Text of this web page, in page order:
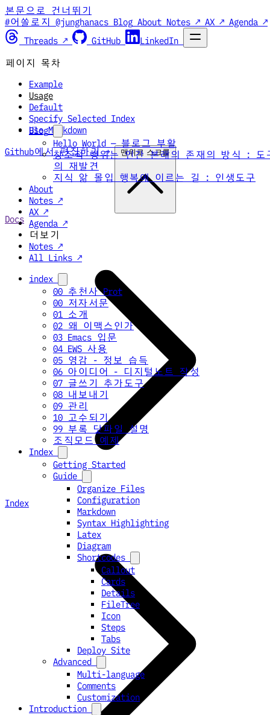
본문으로 건너뛰기
#어쏠로지 @junghanacs Blog About Notes ↗ AX ↗ Agenda ↗
Threads ↗
GitHub LinkedIn
Blog
Hello World — 블로그 부활
창조적 행위는 인간 본래의 존재의 방식 : 도
의 재발견
지식 앎 몰입 행복에 이르는 길 : 인생도구
About
Notes ↗
AX ↗
Agenda ↗
더보기
Notes ↗
All Links ↗
index
00 추천사 Prot
00 저자서문
01 소개
02 왜 이맥스인가
03 Emacs 입문
04 EWS 사용
05 영감 - 정보 습득
06 아이디어 - 디지털노트 작성
07 글쓰기 추가도구
08 내보내기
09 관리
10 고수되기
99 부록 닷파일 설명
조직모드 예제
Index
Getting Started
Guide
Organize Files
Configuration
Markdown
Syntax Highlighting
Latex
Diagram
Shortcodes
Callout
Cards
Details
FileTree
Icon
Steps
Tabs
Deploy Site
Advanced
Multi-language
Comments
Customization
Introduction
페이지 목차
Example
Usage
Default
Specify Selected Index
Use Markdown
Github에서 편집하기 →
맨위로 스크롤
Docs
Index